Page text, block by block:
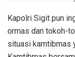
Kapolri Sigit pun
ormas dan tokoh-
situasi kamtibmas